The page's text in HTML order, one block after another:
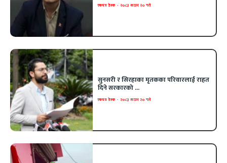
एकपत्र डेस्क - २०८३ साउन २० गते
सुनसरी र सिरहाका मृतकका परिवारलाई राहत
दिने सरकारको ...
एकपत्र डेस्क - २०८३ साउन २० गते